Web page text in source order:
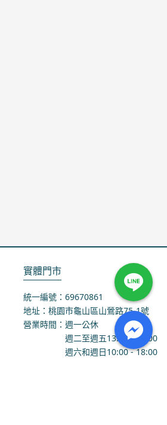
實體門市
統一編號：69670861
地址：桃園市龜山區山鶯路75-1號
營業時間：週一公休
週二至週五13:00 - 18:00
週六和週日10:00 - 18:00